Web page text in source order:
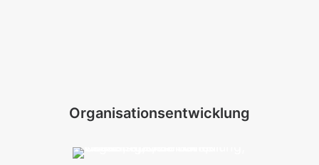
Organisationsentwicklung